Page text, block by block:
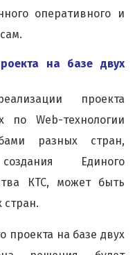
оперативного и
на базе двух
проекта
по Web-технологии
разных стран,
Единого
КТС, может быть
стран.
проекта на базе двух